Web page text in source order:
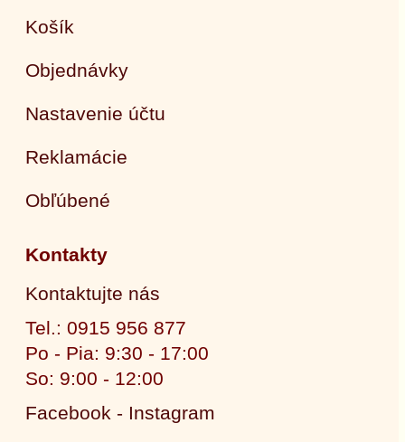
Košík
Objednávky
Nastavenie účtu
Reklamácie
Obľúbené
Kontakty
Kontaktujte nás
Tel.: 0915 956 877
Po - Pia: 9:30 - 17:00
So: 9:00 - 12:00
Facebook - Instagram